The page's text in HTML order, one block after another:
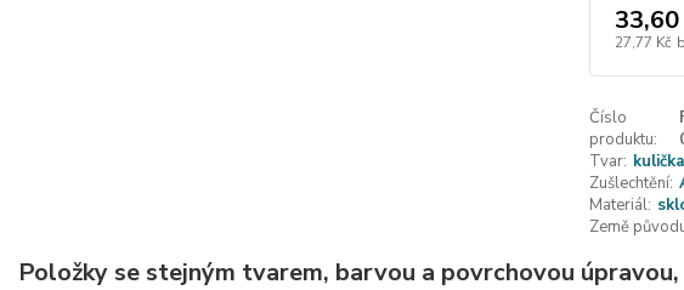
33,60
27,77 Kč
Číslo
produktu:
Tvar: kulička
Zušlechtění:
Materiál:
Země
Položky se stejným tvarem, barvou a povrchovou